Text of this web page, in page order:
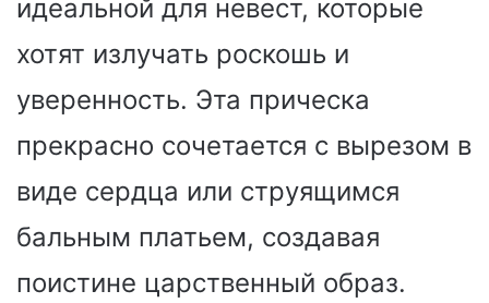
идеальной для невест, которые
хотят излучать роскошь и
уверенность. Эта прическа
прекрасно сочетается с вырезом в
виде сердца или струящимся
бальным платьем, создавая
поистине царственный образ.